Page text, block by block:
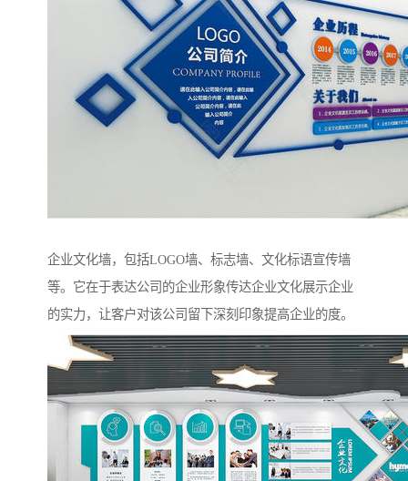
企业文化墙，包括LOGO墙、标志墙、文化标语宣传墙
等。它在于表达公司的企业形象传达企业文化展示企业
的实力，让客户对该公司留下深刻印象提高企业的度。